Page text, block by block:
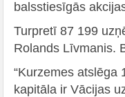
balsstiesīgās
Turpretī 87 199
Rolands Līvmanis.
“Kurzemes atslēga
kapitāla ir Vācijas